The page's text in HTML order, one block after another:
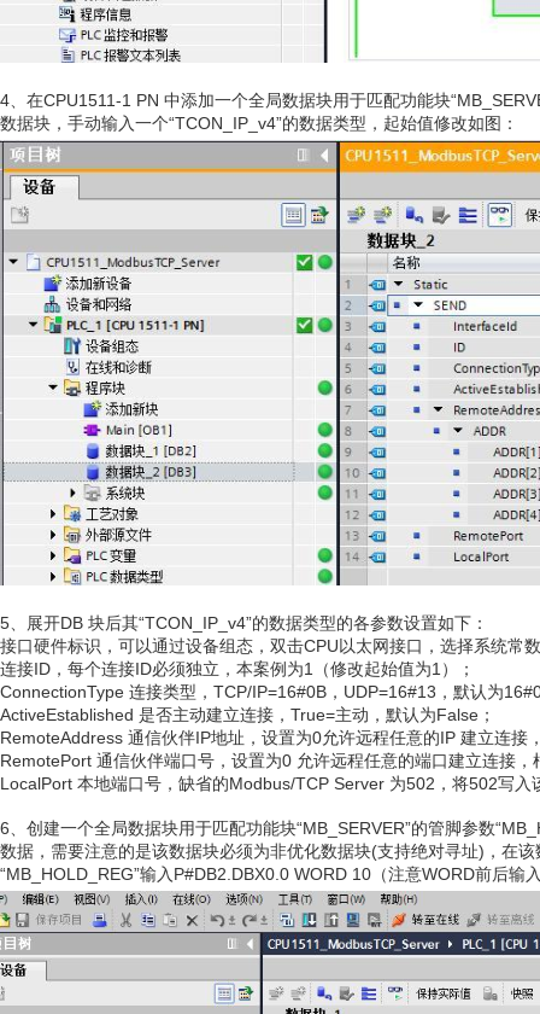
4、在CPU1511-1 PN 中添加一个全局数据块用于匹配功能块
数据块，手动输入一个“TCON_IP_v4”的数据类型，起始值修改如图：
5、展开DB 块后其“TCON_IP_v4”的数据类型的各参数设置如下：
接口硬件标识，可以通过设备组态，双击CPU以太网接口，选择系统常
连接ID，每个连接ID必须独立，本案例为1（修改起始值为1）；
ConnectionType 连接类型，TCP/IP=16#0B，UDP=16#13，默认为
ActiveEstablished 是否主动建立连接，True=主动，默认为False；
RemoteAddress 通信伙伴IP地址，设置为0允许远程任意的IP 建立连接
RemotePort 通信伙伴端口号，设置为0 允许远程任意的端口建立连接，
LocalPort 本地端口号，缺省的Modbus/TCP Server 为502，将502写入
6、创建一个全局数据块用于匹配功能块“MB_SERVER”的管脚参数
数据，需要注意的是该数据块必须为非优化数据块(支持绝对寻址)，在
“MB_HOLD_REG”输入P#DB2.DBX0.0 WORD 10（注意WORD前后输